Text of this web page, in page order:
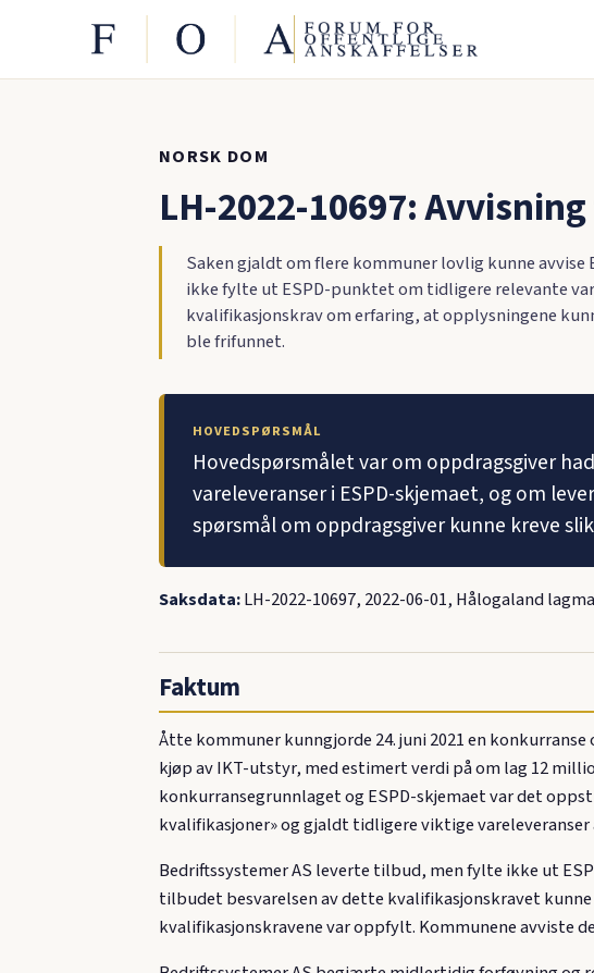
NORSK DOM
LH-2022-10697:
Saken gjaldt om flere kommuner lovlig kunne
ikke fylte ut ESPD-punktet om tidligere relevante
kvalifikasjonskrav om erfaring, at opplysningene
ble frifunnet.
HOVEDSPØRSMÅL
Hovedspørsmålet var om oppdragsgiver
vareleveranser i ESPD-skjemaet, og om
spørsmål om oppdragsgiver kunne kreve
Saksdata:LH-2022-10697, 2022-06-01, Hålogaland
Faktum
Åtte kommuner kunngjorde 24. juni 2021 en
kjøp av IKT-utstyr, med estimert verdi på om lag 12
konkurransegrunnlaget og ESPD-skjemaet var det
kvalifikasjoner» og gjaldt tidligere viktige
Bedriftssystemer AS leverte tilbud, men fylte ikke ut
tilbudet besvarelsen av dette kvalifikasjonskravet
kvalifikasjonskravene var oppfylt. Kommunene avviste